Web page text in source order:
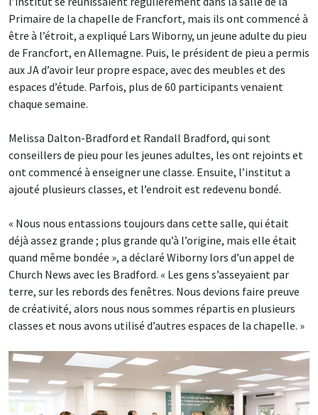
Primaire de la chapelle de Francfort, mais ils ont commencé à
être à l’étroit, a expliqué Lars Wiborny, un jeune adulte du pieu
de Francfort, en Allemagne. Puis, le président de pieu a permis
aux JA d’avoir leur propre espace, avec des meubles et des
espaces d’étude. Parfois, plus de 60 participants venaient
chaque semaine.
Melissa Dalton-Bradford et Randall Bradford, qui sont
conseillers de pieu pour les jeunes adultes, les ont rejoints et
ont commencé à enseigner une classe. Ensuite, l’institut a
ajouté plusieurs classes, et l’endroit est redevenu bondé.
« Nous nous entassions toujours dans cette salle, qui était
déjà assez grande ; plus grande qu’à l’origine, mais elle était
quand même bondée », a déclaré Wiborny lors d’un appel de
Church News avec les Bradford. « Les gens s’asseyaient par
terre, sur les rebords des fenêtres. Nous devions faire preuve
de créativité, alors nous nous sommes répartis en plusieurs
classes et nous avons utilisé d’autres espaces de la chapelle. »